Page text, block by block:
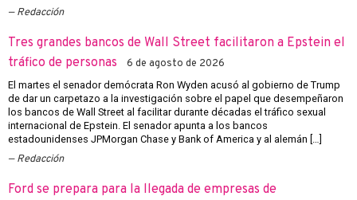
Redacción
Tres grandes bancos de Wall Street facilitaron a Epstein el
tráfico de personas
6 de agosto de 2026
El martes el senador demócrata Ron Wyden acusó al gobierno de Trump
de dar un carpetazo a la investigación sobre el papel que desempeñaron
los bancos de Wall Street al facilitar durante décadas el tráfico sexual
internacional de Epstein. El senador apunta a los bancos
estadounidenses JPMorgan Chase y Bank of America y al alemán […]
Redacción
Ford se prepara para la llegada de empresas de